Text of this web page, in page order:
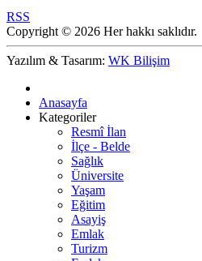
RSS
Copyright © 2026 Her hakkı saklıdır.
Yazılım & Tasarım: WK Bilişim
Anasayfa
Kategoriler
Resmî İlan
İlçe - Belde
Sağlık
Üniversite
Yaşam
Eğitim
Asayiş
Emlak
Turizm